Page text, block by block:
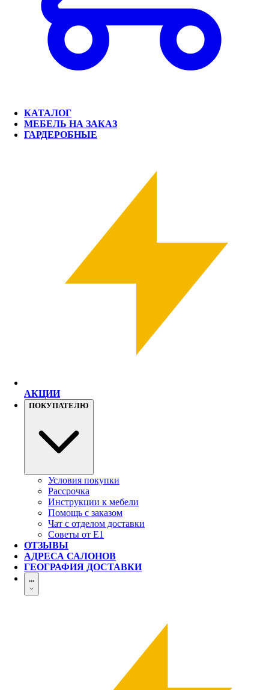
КАТАЛОГ
МЕБЕЛЬ НА ЗАКАЗ
ГАРДЕРОБНЫЕ
АКЦИИ
ПОКУПАТЕЛЮ
Условия покупки
Рассрочка
Инструкции к мебели
Помощь с заказом
Чат с отделом доставки
Советы от Е1
ОТЗЫВЫ
АДРЕСА САЛОНОВ
ГЕОГРАФИЯ ДОСТАВКИ
...